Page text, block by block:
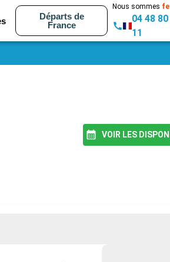
Départs de
France
Nous sommes
04 48 80
11
VOIR LES